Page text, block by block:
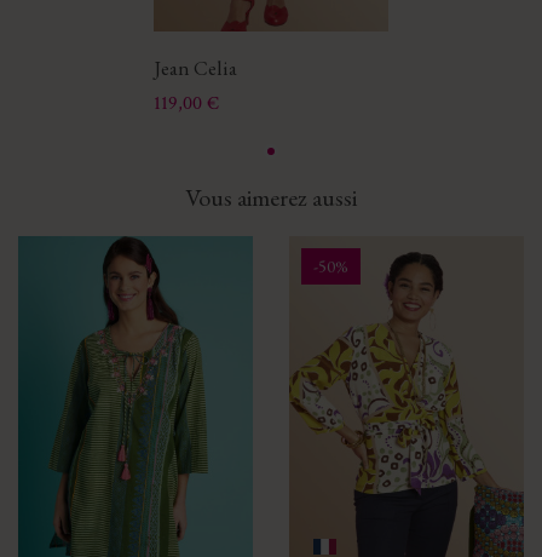
Jean Celia
Prix
119,00 €
Vous aimerez aussi
-50%